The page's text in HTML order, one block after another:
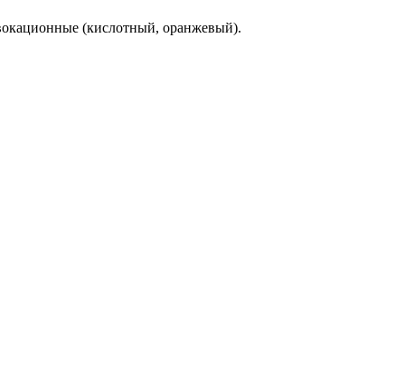
(кислотный, оранжевый).